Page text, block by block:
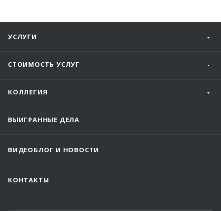
УСЛУГИ
СТОИМОСТЬ УСЛУГ
КОЛЛЕГИЯ
ВЫИГРАННЫЕ ДЕЛА
ВИДЕОБЛОГ И НОВОСТИ
КОНТАКТЫ